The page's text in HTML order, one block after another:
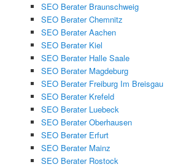
SEO Berater Braunschweig
SEO Berater Chemnitz
SEO Berater Aachen
SEO Berater Kiel
SEO Berater Halle Saale
SEO Berater Magdeburg
SEO Berater Freiburg Im Breisgau
SEO Berater Krefeld
SEO Berater Luebeck
SEO Berater Oberhausen
SEO Berater Erfurt
SEO Berater Mainz
SEO Berater Rostock